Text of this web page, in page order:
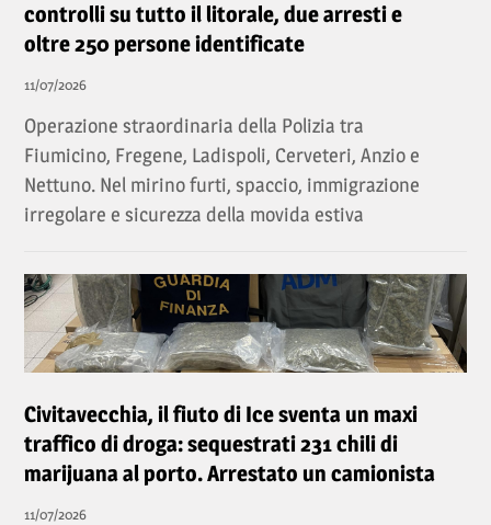
controlli su tutto il litorale, due arresti e
oltre 250 persone identificate
11/07/2026
Operazione straordinaria della Polizia tra
Fiumicino, Fregene, Ladispoli, Cerveteri, Anzio e
Nettuno. Nel mirino furti, spaccio, immigrazione
irregolare e sicurezza della movida estiva
Civitavecchia, il fiuto di Ice sventa un maxi
traffico di droga: sequestrati 231 chili di
marijuana al porto. Arrestato un camionista
11/07/2026